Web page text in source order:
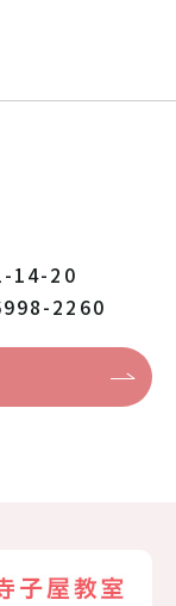
14-20
2260